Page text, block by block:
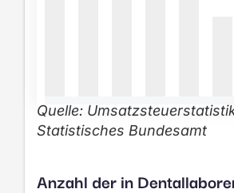
Quelle:
Statistisches Bundesamt
Anzahl der in